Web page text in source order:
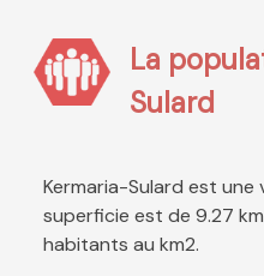
La
Sulard
Kermaria-Sulard est une
superficie est de 9.27
habitants au km2.